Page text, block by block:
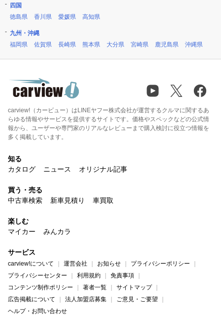
四国
徳島県
香川県 愛媛県 高知県
九州・沖縄
福岡県
佐賀県 長崎県 熊本県 大分県 宮崎県 鹿児島県 沖縄県
carview!（カービュー）はLINEヤフー株式会社が運営するクルマに関するあ
らゆる情報やサービスを提供するサイトです。価格やスペックなどの公式情
報から、ユーザーや専門家のリアルなレビューまで購入検討に役立つ情報を
多く掲載しています。
知る
カタログ
ニュース オリジナル記事
買う・売る
中古車検索
新車見積り 車買取
楽しむ
マイカー
みんカラ
サービス
carview!について 運営会社 お知らせ
プライバシーポリシー
プライバシーセンター
利用規約
免責事項
コンテンツ制作ポリシー
著者一覧
サイトマップ
広告掲載について
法人加盟店募集
ご意見・ご要望
ヘルプ・お問い合わせ